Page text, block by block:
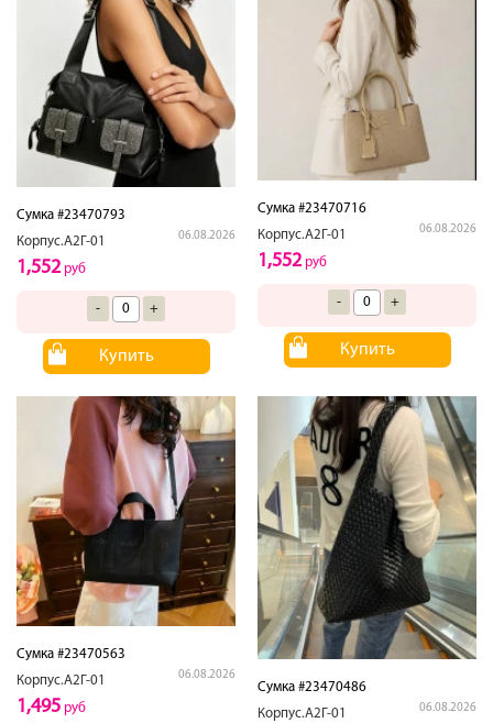
Сумка #23470793
Корпус.А2Г-01
06.08.2026
1,552руб
- +
Купить
Сумка #23470716
Корпус.А2Г-01
06.08.2026
1,552руб
- +
Купить
Сумка #23470563
Корпус.А2Г-01
06.08.2026
1,495 руб
Сумка #23470486
Корпус.А2Г-01
06.08.2026